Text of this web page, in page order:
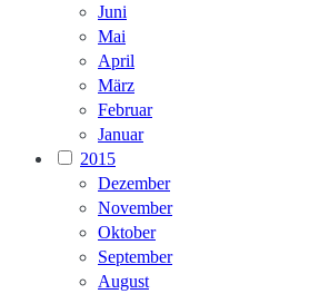
Juni
Mai
April
März
Februar
Januar
2015
Dezember
November
Oktober
September
August